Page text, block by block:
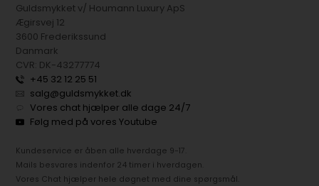
Guldsmykket v/ Houmann Luxury ApS
Ægirsvej 12
3600 Frederikssund
Danmark
CVR: DK-43277774
+45 32 12 25 51
salg@guldsmykket.dk
Vores chat hjælper alle dage 24/7
Følg med på vores Youtube
Kundeservice er åben alle hverdage 9-17.
Mails besvares indenfor 24 timer i hverdagen.
Vores Chat hjælper hele døgnet med dine spørgsmål.